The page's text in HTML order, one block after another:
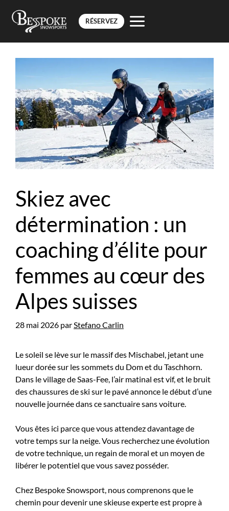
RÉSERVEZ
Skiez avec
détermination : un
coaching d’élite pour
femmes au cœur des
Alpes suisses
28 mai 2026 par Stefano Carlin
Le soleil se lève sur le massif des Mischabel, jetant une
lueur dorée sur les sommets du Dom et du Taschhorn.
Dans le village de Saas-Fee, l’air matinal est vif, et le bruit
des chaussures de ski sur le pavé annonce le début d’une
nouvelle journée dans ce sanctuaire sans voiture.
Vous êtes ici parce que vous attendez davantage de
votre temps sur la neige. Vous recherchez une évolution
de votre technique, un regain de moral et un moyen de
libérer le potentiel que vous savez posséder.
Chez Bespoke Snowsport, nous comprenons que le
chemin pour devenir une skieuse experte est propre à